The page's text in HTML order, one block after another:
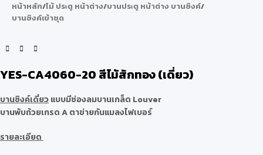
หน้าหลัก/ไม้ ประตู หน้าต่าง/บานประตู หน้าต่าง บานซิงค์/
บานซิงค์เข้าชุด
YES-CA4060-20 สีไม้สักทอง (เดี่ยว)
บานซิงค์เดี่ยวแบบมีช่องลมบานเกล็ด Louver
บานพับถ้วยเกรด A ตาข่ายกันแมลงไฟเบอร์
รายละเอียด